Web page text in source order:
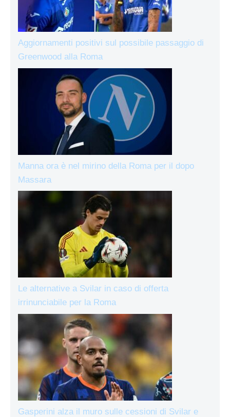
Aggiornamenti positivi sul possibile passaggio di
Greenwood alla Roma
Manna ora è nel mirino della Roma per il dopo
Massara
Le alternative a Svilar in caso di offerta
irrinunciabile per la Roma
Gasperini alza il muro sulle cessioni di Svilar e